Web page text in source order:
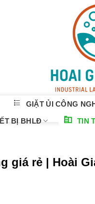
GIẶT ỦI CÔNG
BỊ BHLĐ TIN
giá rẻ | Hoài